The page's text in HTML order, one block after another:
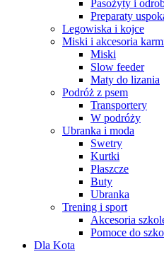
Pasożyty i
Preparaty
Legowiska i kojce
Miski i akcesoria
Miski
Slow feeder
Maty do lizania
Podróż z psem
Transportery
W podróży
Ubranka i moda
Swetry
Kurtki
Płaszcze
Buty
Ubranka
Trening i sport
Akcesoria
Pomoce do
Dla Kota